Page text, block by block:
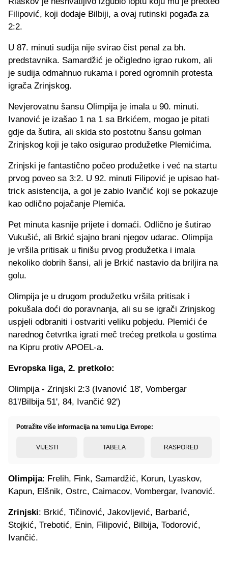
Filipović, koji dodaje Bilbiji, a ovaj rutinski pogađa za
2:2.
U 87. minuti sudija nije svirao čist penal za bh.
predstavnika. Samardžić je očigledno igrao rukom, ali
je sudija odmahnuo rukama i pored ogromnih protesta
igrača Zrinjskog.
Nevjerovatnu šansu Olimpija je imala u 90. minuti.
Ivanović je izašao 1 na 1 sa Brkićem, mogao je pitati
gdje da šutira, ali skida sto postotnu šansu golman
Zrinjskog koji je tako osigurao produžetke Plemićima.
Zrinjski je fantastično počeo produžetke i već na startu
prvog poveo sa 3:2. U 92. minuti Filipović je upisao hat-
trick asistencija, a gol je zabio Ivančić koji se pokazuje
kao odlično pojačanje Plemića.
Pet minuta kasnije prijete i domaći. Odlično je šutirao
Vukušić, ali Brkić sjajno brani njegov udarac. Olimpija
je vršila pritisak u finišu prvog produžetka i imala
nekoliko dobrih šansi, ali je Brkić nastavio da briljira na
golu.
Olimpija je u drugom produžetku vršila pritisak i
pokušala doći do poravnanja, ali su se igrači Zrinjskog
uspjeli odbraniti i ostvariti veliku pobjedu. Plemići će
narednog četvrtka igrati meč trećeg pretkola u gostima
na Kipru protiv APOEL-a.
Evropska liga, 2. pretkolo:
Olimpija - Zrinjski 2:3 (Ivanović 18', Vombergar
81'/Bilbija 51', 84, Ivančić 92')
Potražite više informacija na temu Liga Evrope:
VIJESTI TABELA RASPORED
Olimpija: Frelih, Fink, Samardžić, Korun, Lyaskov,
Kapun, Elšnik, Ostrc, Caimacov, Vombergar, Ivanović.
Zrinjski: Brkić, Tičinović, Jakovljević, Barbarić,
Stojkić, Trebotić, Enin, Filipović, Bilbija, Todorović,
Ivančić.